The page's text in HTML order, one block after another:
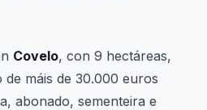
Covelo, con 9 hectáreas,
máis de 30.000 euros
abonado, sementeira e